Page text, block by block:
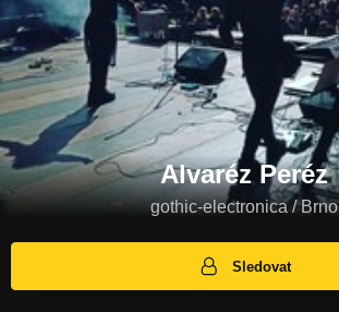
Alvaréz Peréz
gothic-electronica / Brno
Sledovat